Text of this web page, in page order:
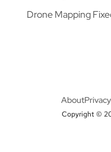
Drone Mapping
About
Copyright ©